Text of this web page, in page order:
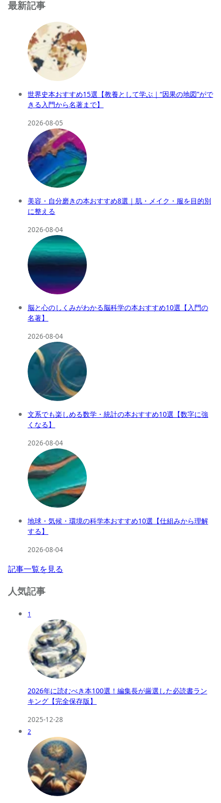
最新記事
世界史本おすすめ15選【教養として学ぶ｜“因果の地図”がで
きる入門から名著まで】
2026-08-05
美容・自分磨きの本おすすめ8選｜肌・メイク・服を目的別
に整える
2026-08-04
脳と心のしくみがわかる脳科学の本おすすめ10選【入門の
名著】
2026-08-04
文系でも楽しめる数学・統計の本おすすめ10選【数字に強
くなる】
2026-08-04
地球・気候・環境の科学本おすすめ10選【仕組みから理解
する】
2026-08-04
記事一覧を見る
人気記事
1
2026年に読むべき本100選！編集長が厳選した必読書ラン
キング【完全保存版】
2025-12-28
2